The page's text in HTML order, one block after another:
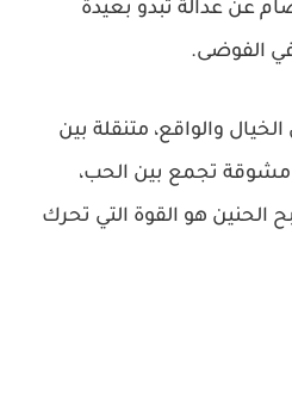
عن عدالة تبدو بعيدة
الفوضى.
والواقع، متنقلة بين
مشوقة تجمع بين الحب،
الحنين هو القوة التي تحرك